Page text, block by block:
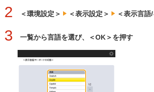
2 ＜環境設定＞ ＜表示設定＞ ＜表示言
3 一覧から言語を選び、＜OK＞を押す